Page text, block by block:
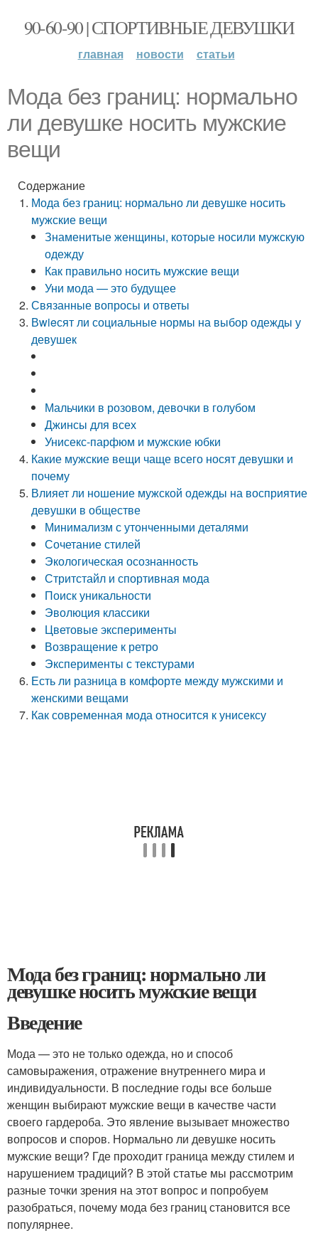
90-60-90 | СПОРТИВНЫЕ ДЕВУШКИ
главная новости статьи
Мода без границ: нормально
ли девушке носить мужские
вещи
Содержание
Мода без границ: нормально ли девушке носить
мужские вещи
Знаменитые женщины, которые носили мужскую
одежду
Как правильно носить мужские вещи
Уни мода — это будущее
Связанные вопросы и ответы
Вwieсят ли социальные нормы на выбор одежды у
девушек
Мальчики в розовом, девочки в голубом
Джинсы для всех
Унисекс-парфюм и мужские юбки
Какие мужские вещи чаще всего носят девушки и
почему
Влияет ли ношение мужской одежды на восприятие
девушки в обществе
Минимализм с утонченными деталями
Сочетание стилей
Экологическая осознанность
Стритстайл и спортивная мода
Поиск уникальности
Эволюция классики
Цветовые эксперименты
Возвращение к ретро
Эксперименты с текстурами
Есть ли разница в комфорте между мужскими и
женскими вещами
Как современная мода относится к унисексу
Мода без границ: нормально ли
девушке носить мужские вещи
Введение
Мода — это не только одежда, но и способ
самовыражения, отражение внутреннего мира и
индивидуальности. В последние годы все больше
женщин выбирают мужские вещи в качестве части
своего гардероба. Это явление вызывает множество
вопросов и споров. Нормально ли девушке носить
мужские вещи? Где проходит граница между стилем и
нарушением традиций? В этой статье мы рассмотрим
разные точки зрения на этот вопрос и попробуем
разобраться, почему мода без границ становится все
популярнее.